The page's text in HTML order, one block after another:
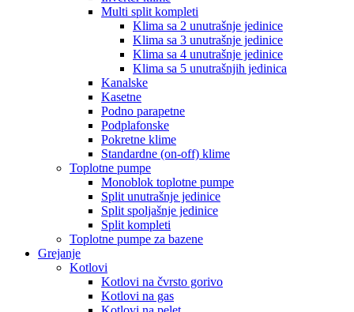
Multi split kompleti
Klima sa 2 unutrašnje jedinice
Klima sa 3 unutrašnje jedinice
Klima sa 4 unutrašnje jedinice
Klima sa 5 unutrašnjih jedinica
Kanalske
Kasetne
Podno parapetne
Podplafonske
Pokretne klime
Standardne (on-off) klime
Toplotne pumpe
Monoblok toplotne pumpe
Split unutrašnje jedinice
Split spoljašnje jedinice
Split kompleti
Toplotne pumpe za bazene
Grejanje
Kotlovi
Kotlovi na čvrsto gorivo
Kotlovi na gas